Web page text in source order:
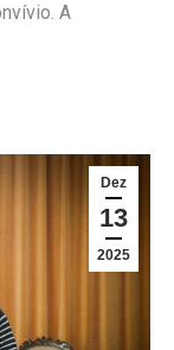
A
Dez
13
2025